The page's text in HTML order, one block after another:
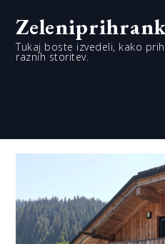
content
Tukaj boste izvedeli, kako
raznih storitev.